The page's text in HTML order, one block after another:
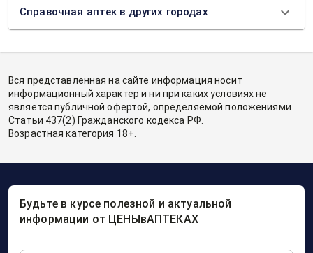
Справочная аптек в других городах
Вся представленная на сайте информация носит
информационный характер и ни при каких условиях не
является публичной офертой, определяемой положениями
Статьи 437(2) Гражданского кодекса РФ.
Возрастная категория 18+.
Будьте в курсе полезной и актуальной
информации от ЦЕНЫвАПТЕКАХ